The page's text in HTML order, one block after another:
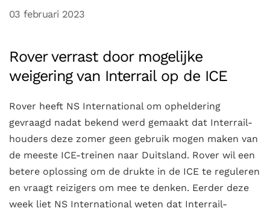
03 februari 2023
Rover verrast door mogelijke
weigering van Interrail op de ICE
Rover heeft NS International om opheldering
gevraagd nadat bekend werd gemaakt dat Interrail-
houders deze zomer geen gebruik mogen maken van
de meeste ICE-treinen naar Duitsland. Rover wil een
betere oplossing om de drukte in de ICE te reguleren
en vraagt reizigers om mee te denken. Eerder deze
week liet NS International weten dat Interrail-